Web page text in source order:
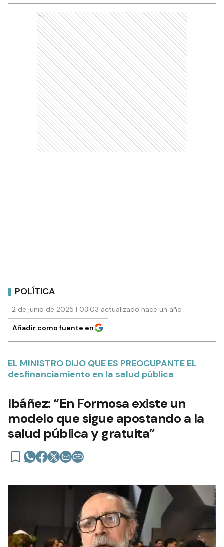
Ads
POLÍTICA
2 de junio de 2025 | 03:03 actualizado hace un año
Añadir como fuente en
EL MINISTRO DIJO QUE ES PREOCUPANTE EL
desfinanciamiento en la salud pública
Ibáñez: “En Formosa existe un
modelo que sigue apostando a la
salud pública y gratuita”